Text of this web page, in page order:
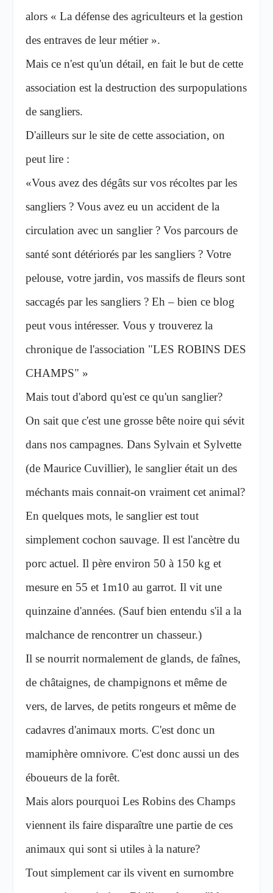
alors « La défense des agriculteurs et la gestion
des entraves de leur métier ».
Mais ce n'est qu'un détail, en fait le but de cette
association est la destruction des surpopulations
de sangliers.
D'ailleurs sur le site de cette association, on
peut lire :
«Vous avez des dégâts sur vos récoltes par les
sangliers ? Vous avez eu un accident de la
circulation avec un sanglier ? Vos parcours de
santé sont détériorés par les sangliers ? Votre
pelouse, votre jardin, vos massifs de fleurs sont
saccagés par les sangliers ? Eh – bien ce blog
peut vous intéresser. Vous y trouverez la
chronique de l'association "LES ROBINS DES
CHAMPS" »
Mais tout d'abord qu'est ce qu'un sanglier?
On sait que c'est une grosse bête noire qui sévit
dans nos campagnes. Dans Sylvain et Sylvette
(de Maurice Cuvillier), le sanglier était un des
méchants mais connait-on vraiment cet animal?
En quelques mots, le sanglier est tout
simplement cochon sauvage. Il est l'ancètre du
porc actuel. Il père environ 50 à 150 kg et
mesure en 55 et 1m10 au garrot. Il vit une
quinzaine d'années. (Sauf bien entendu s'il a la
malchance de rencontrer un chasseur.)
Il se nourrit normalement de glands, de faînes,
de châtaignes, de champignons et même de
vers, de larves, de petits rongeurs et même de
cadavres d'animaux morts. C'est donc un
mamiphère omnivore. C'est donc aussi un des
éboueurs de la forêt.
Mais alors pourquoi Les Robins des Champs
viennent ils faire disparaître une partie de ces
animaux qui sont si utiles à la nature?
Tout simplement car ils vivent en surnombre